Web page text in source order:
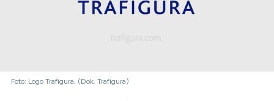
Foto: Logo Trafigura. (Dok. Trafigura)